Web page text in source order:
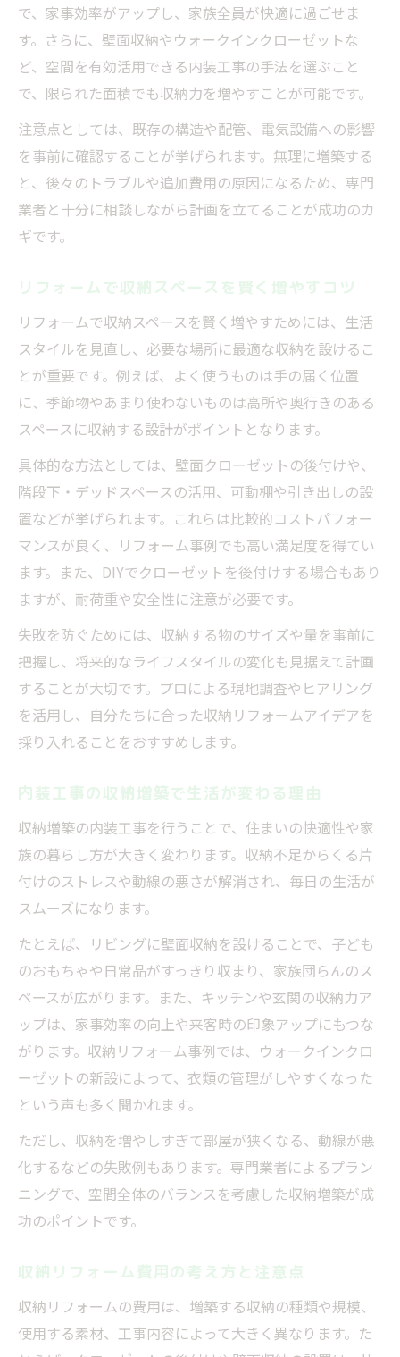
後付け収納リフォームの費用と内装工事の
違い
クローゼット後付け工事のポイント解説
後付け収納を活用した内装工事の実例紹介
家事効率アップを叶える収納増築のコツ
内装工事で家事効率が上がる収納増築法
収納リフォームで家事動線を最適化する方
法
収納リフォームアイデアで効率的な住まい
内装工事による収納増築の成功ポイント
内装工事で実現する収納リフォーム事例集
内装工事で叶える収納リフォーム事例紹介
収納増築で変わる住空間のビフォーアフタ
ー
収納リフォーム事例から学ぶ内装工事の工
夫
内装工事による収納増築の実践アイデア集
現場で人気の内装工事収納リフォーム例
収納リフォーム費用の目安と内装工事の選び方
内装工事で収納リフォーム費用を抑えるコ
ツ
収納増築にかかる内装工事費用の目安とは
収納リフォームの費用相場と選び方のポイ
ント
内装工事会社を選ぶ際の比較ポイント
収納増築リフォームの見積もりのチェック
で、家事効率がアップし、家族全員が快適に過ごせま
す。さらに、壁面収納やウォークインクローゼットな
ど、空間を有効活用できる内装工事の手法を選ぶこと
で、限られた面積でも収納力を増やすことが可能です。
注意点としては、既存の構造や配管、電気設備への影響
を事前に確認することが挙げられます。無理に増築する
と、後々のトラブルや追加費用の原因になるため、専門
業者と十分に相談しながら計画を立てることが成功のカ
ギです。
リフォームで収納スペースを賢く増やすコツ
リフォームで収納スペースを賢く増やすためには、生活
スタイルを見直し、必要な場所に最適な収納を設けるこ
とが重要です。例えば、よく使うものは手の届く位置
に、季節物やあまり使わないものは高所や奥行きのある
スペースに収納する設計がポイントとなります。
具体的な方法としては、壁面クローゼットの後付けや、
階段下・デッドスペースの活用、可動棚や引き出しの設
置などが挙げられます。これらは比較的コストパフォー
マンスが良く、リフォーム事例でも高い満足度を得てい
ます。また、DIYでクローゼットを後付けする場合もあり
ますが、耐荷重や安全性に注意が必要です。
失敗を防ぐためには、収納する物のサイズや量を事前に
把握し、将来的なライフスタイルの変化も見据えて計画
することが大切です。プロによる現地調査やヒアリング
を活用し、自分たちに合った収納リフォームアイデアを
採り入れることをおすすめします。
内装工事の収納増築で生活が変わる理由
収納増築の内装工事を行うことで、住まいの快適性や家
族の暮らし方が大きく変わります。収納不足からくる片
付けのストレスや動線の悪さが解消され、毎日の生活が
スムーズになります。
たとえば、リビングに壁面収納を設けることで、子ども
のおもちゃや日常品がすっきり収まり、家族団らんのス
ペースが広がります。また、キッチンや玄関の収納力ア
ップは、家事効率の向上や来客時の印象アップにもつな
がります。収納リフォーム事例では、ウォークインクロ
ーゼットの新設によって、衣類の管理がしやすくなった
という声も多く聞かれます。
ただし、収納を増やしすぎて部屋が狭くなる、動線が悪
化するなどの失敗例もあります。専門業者によるプラン
ニングで、空間全体のバランスを考慮した収納増築が成
功のポイントです。
収納リフォーム費用の考え方と注意点
収納リフォームの費用は、増築する収納の種類や規模、
使用する素材、工事内容によって大きく異なります。た